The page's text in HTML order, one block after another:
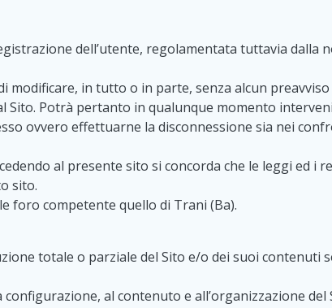
dell’utente, regolamentata tuttavia dalla
modificare, in tutto o in parte, senza alcun
Sito. Potrà pertanto in qualunque momento
ovvero effettuarne la disconnessione sia nei
al presente sito si concorda che le leggi ed
sito.
foro competente quello di Trani (Ba).
totale o parziale del Sito e/o dei suoi contenuti
al contenuto e all’organizzazione del